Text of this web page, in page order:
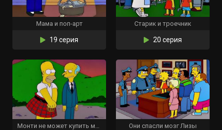
Мама и поп-арт
19 серия
Старик и троечник
20 серия
Монти не может купить мне любовь Они спасли мозг Лизы